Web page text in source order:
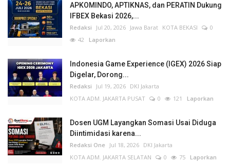
APKOMINDO, APTIKNAS, dan PERATIN Dukung
IFBEX Bekasi 2026,...
Redaksi Jul 20, 2026 Jawa Barat KOTA BEKASI
0
42 Laporkan
Indonesia Game Experience (IGEX) 2026 Siap
Digelar, Dorong...
Redaksi Jul 19, 2026 DKI Jakarta
KOTA ADM. JAKARTA PUSAT
0 121 Laporkan
Dosen UGM Layangkan Somasi Usai Diduga
Diintimidasi karena...
Redaksi One Jul 18, 2026 DKI Jakarta
KOTA ADM. JAKARTA SELATAN
0 75 Laporkan